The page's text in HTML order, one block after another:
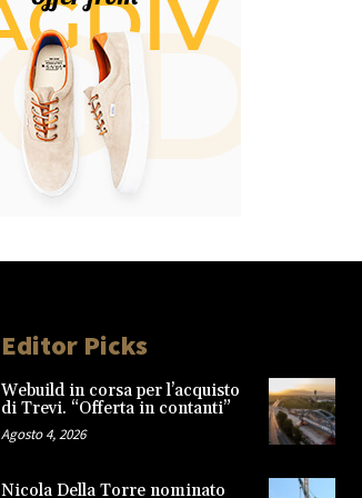
Editor Picks
Webuild in corsa per l’acquisto
di Trevi. “Offerta in contanti”
Agosto 4, 2026
Nicola Della Torre nominato